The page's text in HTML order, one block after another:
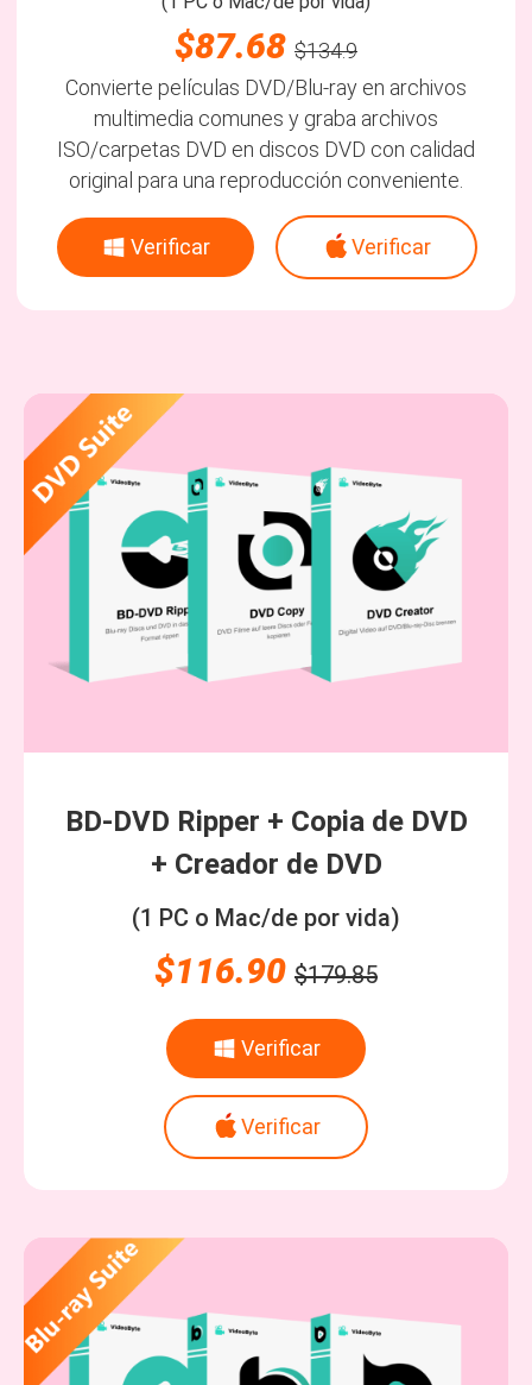
$87.68 $134.9
Convierte películas DVD/Blu-ray en archivos
multimedia comunes y graba archivos
ISO/carpetas DVD en discos DVD con calidad
original para una reproducción conveniente.
Verificar Verificar
BD-DVD Ripper + Copia de DVD
+ Creador de DVD
(1 PC o Mac/de por vida)
$116.90 $179.85
Verificar
Verificar